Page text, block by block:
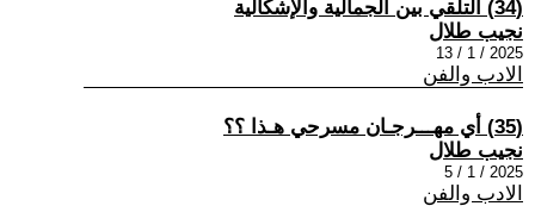
(34) التلقي بين الجمالية والإشكالية
نجيب طلال
2025 / 1 / 13
الادب والفن
(35) أي مهـــرجـان مسرحي هـذا ؟؟
نجيب طلال
2025 / 1 / 5
الادب والفن